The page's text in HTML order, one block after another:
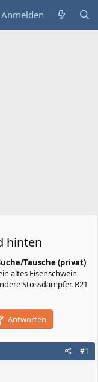
Anmelden
hinten
Tausche (privat)
altes Eisenschwein
Stossdämpfer. R21
Antworten
#1